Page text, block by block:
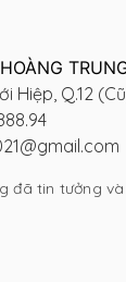
Hiệp, Q.12
đã tin tưởng